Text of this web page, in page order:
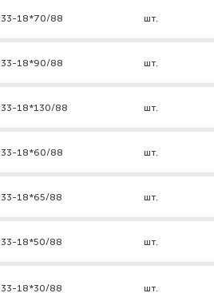
18*70/88 шт.
18*90/88 шт.
18*130/88 шт.
18*60/88 шт.
18*65/88 шт.
18*50/88 шт.
18*30/88 шт.